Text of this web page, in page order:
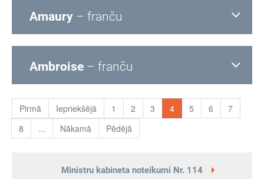
Amaury – franču
Ambroise – franču
Pirmā Iepriekšējā 1 2 3 4 5 6
7
8
... Nākamā Pēdējā
Ministru kabineta noteikumi Nr. 114